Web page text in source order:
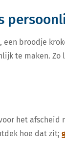
broodje
te maken.
het
hoe dat zit;